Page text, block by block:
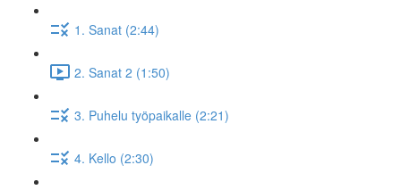
1. Sanat (2:44)
2. Sanat 2 (1:50)
3. Puhelu työpaikalle (2:21)
4. Kello (2:30)